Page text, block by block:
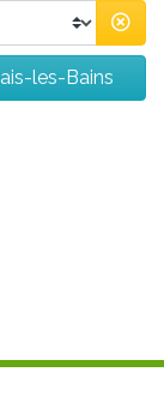
les-Bains